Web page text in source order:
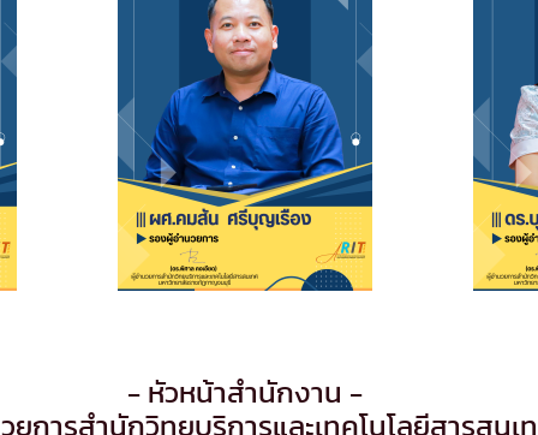
- หัวหน้าสำนักงาน -
ยการสำนักวิทยบริการและเทคโนโลยีสารสนเ